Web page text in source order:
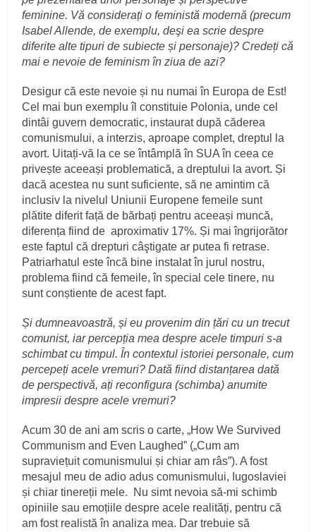
feminine. Vă considerați o feministă modernă (precum
Isabel Allende, de exemplu, deşi ea scrie despre
diferite alte tipuri de subiecte și personaje)? Credeți că
mai e nevoie de feminism în ziua de azi?
Desigur că este nevoie și nu numai în Europa de Est!
Cel mai bun exemplu îl constituie Polonia, unde cel
dintâi guvern democratic, instaurat după căderea
comunismului, a interzis, aproape complet, dreptul la
avort. Uitați-vă la ce se întâmplă în SUA în ceea ce
privește aceeași problematică, a dreptului la avort. Și
dacă acestea nu sunt suficiente, să ne amintim că
inclusiv la nivelul Uniunii Europene femeile sunt
plătite diferit față de bărbați pentru aceeași muncă,
diferența fiind de aproximativ 17%. Și mai îngrijorător
este faptul că drepturi câştigate ar putea fi retrase.
Patriarhatul este încă bine instalat în jurul nostru,
problema fiind că femeile, în special cele tinere, nu
sunt conștiente de acest fapt.
Și dumneavoastră, și eu provenim din țări cu un trecut
comunist, iar percepția mea despre acele timpuri s-a
schimbat cu timpul. În contextul istoriei personale, cum
percepeți acele vremuri? Dată fiind distanțarea dată
de perspectivă, ați reconfigura (schimba) anumite
impresii despre acele vremuri?
Acum 30 de ani am scris o carte, „How We Survived
Communism and Even Laughed” („Cum am
supraviețuit comunismului și chiar am râs”). A fost
mesajul meu de adio adus comunismului, Iugoslaviei
și chiar tinereții mele. Nu simt nevoia să-mi schimb
opiniile sau emoțiile despre acele realități, pentru că
am fost realistă în analiza mea. Dar trebuie să